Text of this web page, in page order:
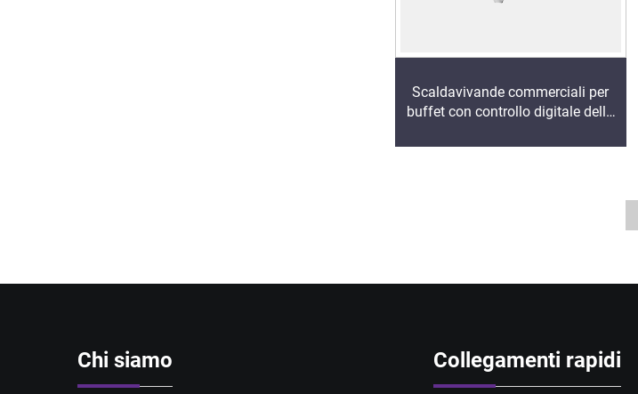
Scaldavivande commerciali per
buffet con controllo digitale della
acciaio inossidabile per hotel di
Chi siamo Collegamenti rapidi